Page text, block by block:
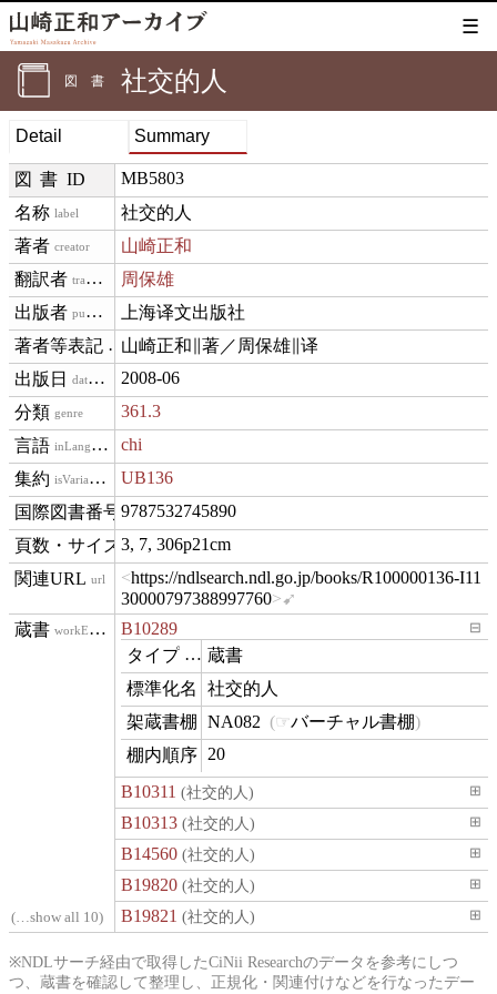
☰
図書 社交的人
Detail Summary
図書ID MB5803
label 社交的人
creator 山崎正和
translator 周保雄
publisher 上海译文出版社
creditText
山崎正和∥著／周保雄∥译
datePublished 2008-06
genre 361.3
inLanguage chi
isVariantOf UB136
isbn
9787532745890
materialExtent
3, 7, 306p21cm
url
https://ndlsearch.ndl.go.jp/books/R100000136-I11
30000797388997760
workExample
…show all 10
B10289 ⊟
type 蔵書
name
社交的人
contentLocation
NA082 バーチャル書棚
position
20
B10311 (社交的人) ⊞
B10313(社交的人) ⊞
B14560(社交的人) ⊞
B19820(社交的人) ⊞
B19821 (社交的人) ⊞
※NDLサーチ経由で取得したCiNii Researchのデータを参考にしつ
つ、蔵書を確認して整理し、正規化・関連付けなどを行なったデー